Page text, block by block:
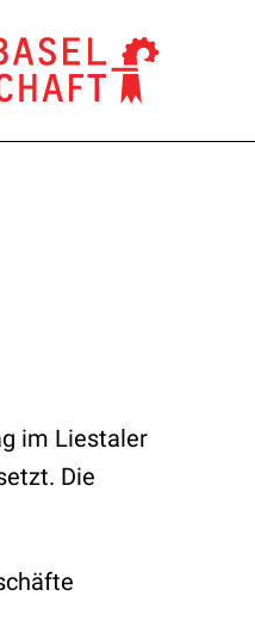
im Liestaler
Die